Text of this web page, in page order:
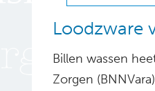
Loodzware
Billen wassen
Zorgen